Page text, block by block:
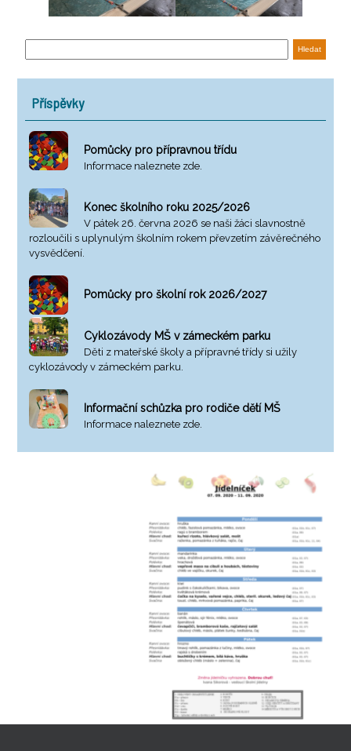
Příspěvky
Pomůcky pro přípravnou třídu
Informace naleznete zde.
Konec školního roku 2025/2026
V pátek 26. června 2026 se naši žáci slavnostně
rozloučili s uplynulým školním rokem převzetím závěrečného
vysvědčení.
Pomůcky pro školní rok 2026/2027
Cyklozávody MŠ v zámeckém parku
Děti z mateřské školy a přípravné třídy si užily
cyklozávody v zámeckém parku.
Informační schůzka pro rodiče dětí MŠ
Informace naleznete zde.